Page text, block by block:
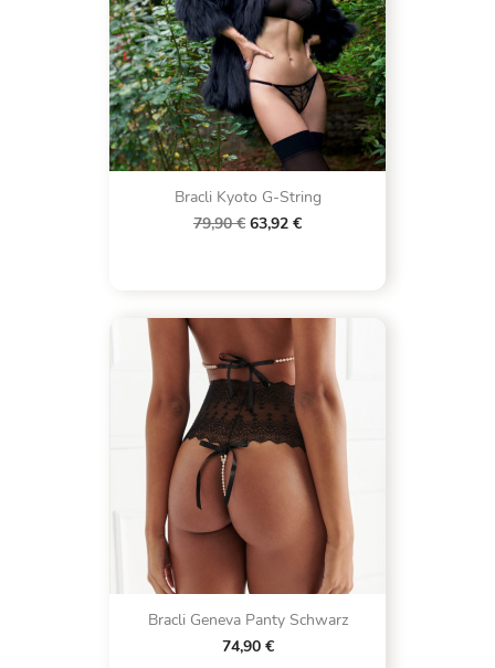
Bracli Kyoto G-String
79,90 € 63,92 €
Bracli Geneva Panty Schwarz
74,90 €